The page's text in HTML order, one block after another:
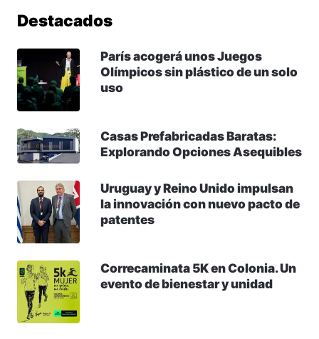
Destacados
París acogerá unos Juegos
Olímpicos sin plástico de un solo
uso
Casas Prefabricadas Baratas:
Explorando Opciones Asequibles
Uruguay y Reino Unido impulsan
la innovación con nuevo pacto de
patentes
Correcaminata 5K en Colonia. Un
evento de bienestar y unidad